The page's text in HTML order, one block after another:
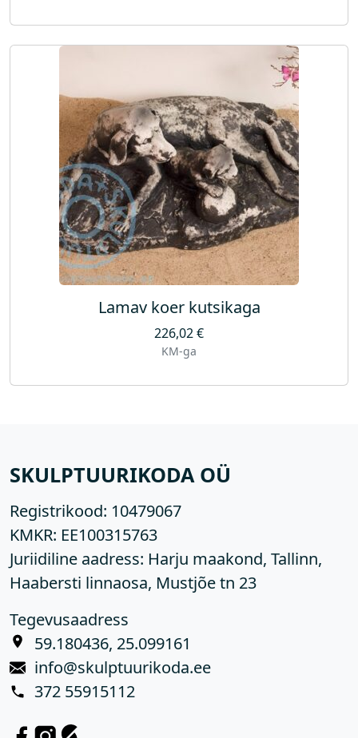
Lamav koer kutsikaga
226,02€
KM-ga
SKULPTUURIKODA OÜ
Registrikood: 10479067
KMKR: EE100315763
Juriidiline aadress: Harju maakond, Tallinn,
Haabersti linnaosa, Mustjõe tn 23
Tegevusaadress
59.180436, 25.099161
info@skulptuurikoda.ee
372 55915112